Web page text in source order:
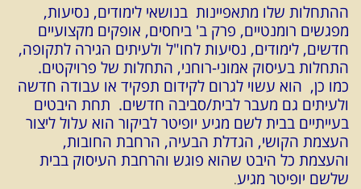
ההתחלות שלו מתאפיינות בנושאי לימודים, נסיעות,
מפגשים רומנטיים, פרק ב' ביחסים, אופקים מקצועיים
חדשים, לימודים, נסיעות לחו"ל ולעיתים הגירה לתקופה,
התחלות בעיסוק אמוני-רוחני, התחלות של פרויקטים.
כמו כן, הוא עשוי לגרום לקידום תפקיד או עבודה חדשה
ולעיתים גם מעבר לבית/סביבה חדשים. תחת היבטים
בעייתיים בבית לשם מגיע יופיטר לביקור הוא עלול ליצור
העצמת הקושי, הגדלת הבעיה, הרחבת החובות,
והעצמת כל היבט שהוא פוגש והרחבת העיסוק בבית
שלשם יופיטר מגיע.